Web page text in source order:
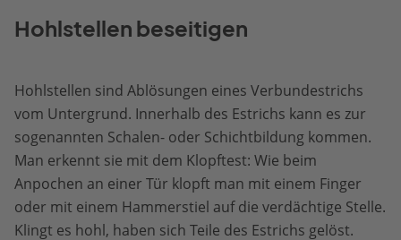
Hohlstellen beseitigen
Hohlstellen sind Ablösungen eines Verbundestrichs
vom Untergrund. Innerhalb des Estrichs kann es zur
sogenannten Schalen- oder Schichtbildung kommen.
Man erkennt sie mit dem Klopftest: Wie beim
Anpochen an einer Tür klopft man mit einem Finger
oder mit einem Hammerstiel auf die verdächtige Stelle.
Klingt es hohl, haben sich Teile des Estrichs gelöst.